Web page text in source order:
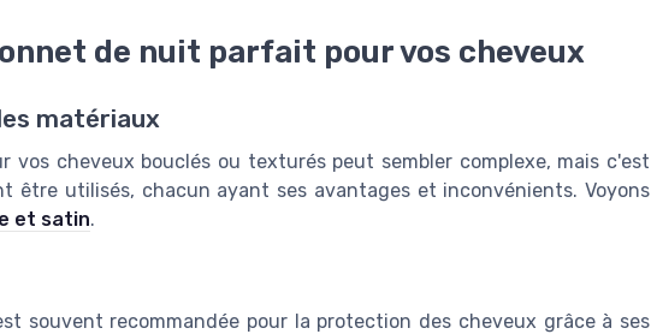
de nuit parfait pour vos cheveux
matériaux
vos cheveux bouclés ou texturés peut sembler complexe, mais c'est
être utilisés, chacun ayant ses avantages et inconvénients. Voyons
et satin.
souvent recommandée pour la protection des cheveux grâce à ses